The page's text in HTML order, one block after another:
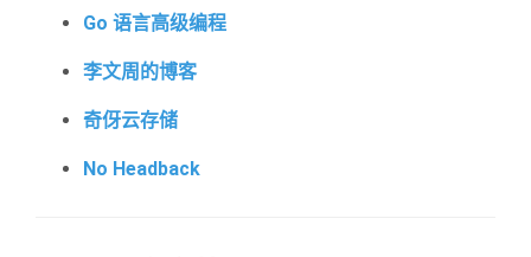
Go 语言高级编程
李文周的博客
奇伢云存储
No Headback